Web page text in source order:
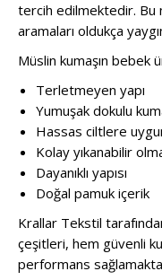
tercih edilmektedir. Bu
aramaları oldukça
Müslin kumaşın bebek
Terletmeyen yapı
Yumuşak dokulu
Hassas ciltlere
Kolay yıkanabilir
Dayanıklı yapısı
Doğal pamuk içerik
Krallar Tekstil
çeşitleri, hem güvenli
performans